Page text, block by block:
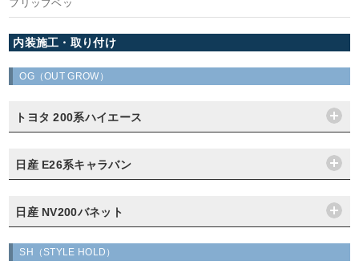
フリップベッ
内装施工・取り付け
OG（OUT GROW）
トヨタ 200系ハイエース
日産 E26系キャラバン
日産 NV200バネット
SH（STYLE HOLD）